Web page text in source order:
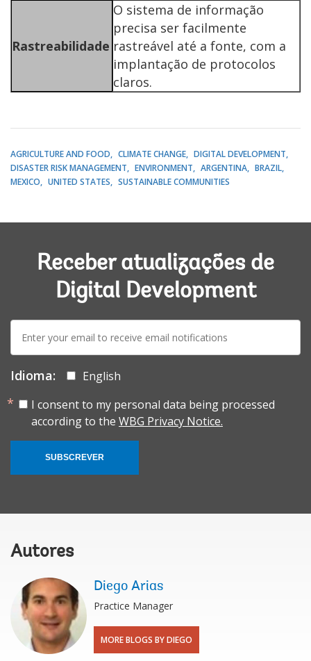
Rastreabilidade
O sistema de informação
precisa ser facilmente
rastreável até a fonte, com a
implantação de protocolos
claros.
AGRICULTURE AND FOOD CLIMATE CHANGE
DIGITAL DEVELOPMENT
DISASTER RISK MANAGEMENT
ENVIRONMENT ARGENTINA
BRAZIL
MEXICO
UNITED STATES SUSTAINABLE COMMUNITIES
Receber atualizações de
Digital Development
mail:
Idioma:
English
I consent to my personal data being processed
according to the WBG Privacy Notice.
SUBSCREVER
Autores
Diego Arias
Practice Manager
MORE BLOGS BY DIEGO